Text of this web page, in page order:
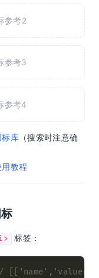
参考2
参考3
参考4
库（搜索时注意确
教程
标签：